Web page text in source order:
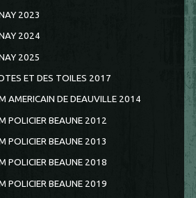
2023
2024
2025
ET DES TOILES 2017
AMERICAIN DE DEAUVILLE 2014
POLICIER BEAUNE 2012
POLICIER BEAUNE 2013
POLICIER BEAUNE 2018
POLICIER BEAUNE 2019